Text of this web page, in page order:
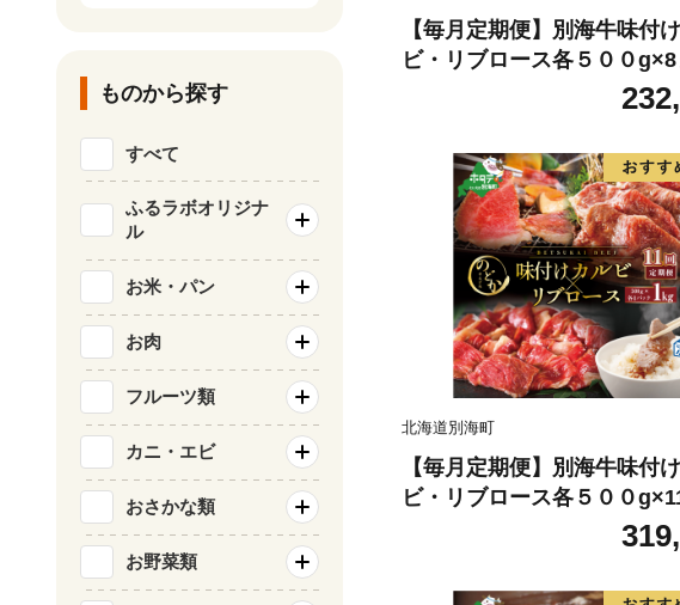
【毎月定期便】別海牛味付
ビ・リブロース各５００g×8
【NDM080094】（串あげ処
北海道別海町
【毎月定期便】別海牛味付
ビ・リブロース各５００
【NDM110094】（串あげ処
ものから探す
すべて
ふるラボオリジナ
ル
お米・パン
お肉
フルーツ類
カニ・エビ
おさかな類
お野菜類